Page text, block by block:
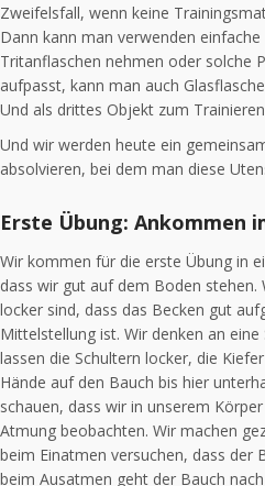
Zweifelsfall, wenn keine
Dann kann man verwenden
Tritanflaschen nehmen oder solche
aufpasst, kann man auch
Und als drittes Objekt zum
Und wir werden heute ein
absolvieren, bei dem man diese
Erste Übung: Ankommen
Wir kommen für die erste Übung in
dass wir gut auf dem Boden stehen.
locker sind, dass das Becken gut
Mittelstellung ist. Wir denken an
lassen die Schultern locker, die
Hände auf den Bauch bis hier
schauen, dass wir in unserem
Atmung beobachten. Wir machen
beim Einatmen versuchen, dass der
beim Ausatmen geht der Bauch